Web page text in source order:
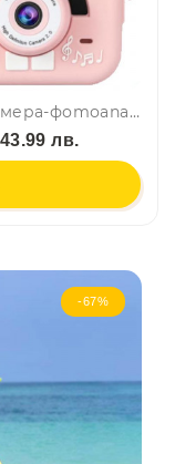
💟Детска дигитална РОЗОВА камера-фотоапарат с ослепителен дизайн и гумено калъфче MINI MAUS, 1080P
лв.
-67%